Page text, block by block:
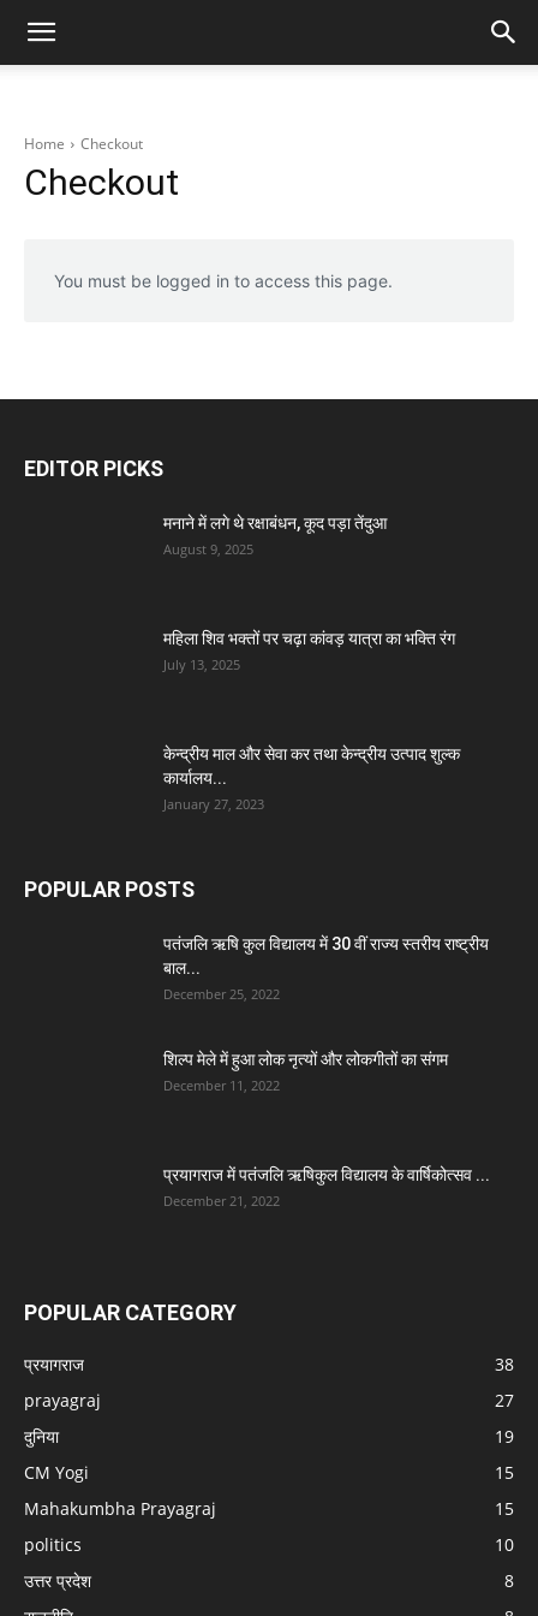
Home Checkout
Checkout
You must be logged in to access this page.
EDITOR PICKS
मनाने में लगे थे रक्षाबंधन, कूद पड़ा तेंदुआ
August 9, 2025
महिला शिव भक्तों पर चढ़ा कांवड़ यात्रा का भक्ति रंग
July 13, 2025
केन्द्रीय माल और सेवा कर तथा केन्द्रीय उत्पाद शुल्क
कार्यालय...
January 27, 2023
POPULAR POSTS
पतंजलि ऋषि कुल विद्यालय में 30 वीं राज्य स्तरीय राष्ट्रीय
बाल...
December 25, 2022
शिल्प मेले में हुआ लोक नृत्यों और लोकगीतों का संगम
December 11, 2022
प्रयागराज में पतंजलि ऋषिकुल विद्यालय के वार्षिकोत्सव ...
December 21, 2022
POPULAR CATEGORY
प्रयागराज
38
prayagraj
27
दुनिया
19
CM Yogi
15
Mahakumbha Prayagraj
15
politics
10
उत्तर प्रदेश
8